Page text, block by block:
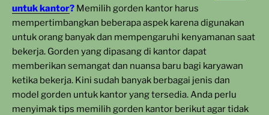
untuk kantor? Memilih gorden kantor harus
mempertimbangkan beberapa aspek karena digunakan
untuk orang banyak dan mempengaruhi kenyamanan saat
bekerja. Gorden yang dipasang di kantor dapat
memberikan semangat dan nuansa baru bagi karyawan
ketika bekerja. Kini sudah banyak berbagai jenis dan
model gorden untuk kantor yang tersedia. Anda perlu
menyimak tips memilih gorden kantor berikut agar tidak